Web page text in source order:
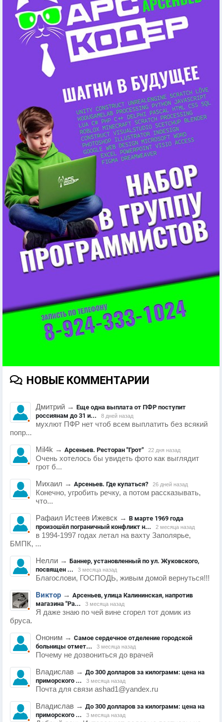
НОВЫЕ КОММЕНТАРИИ
Дмитрий → Еще одна выплата от ПФР поступит
россиянам до 31 и...
8 дней назад
мухлют ПФР нет чтоб всем выплатить без всякий
попр...
Mil4k → Арсеньев. Ресторан "Грот" 22 дня назад
Очень хотелось бы увидеть фото как выглядит
грот б...
Михаил → Арсеньев. Где купаться? 26 дней назад
Конечно, угробить речку, а потом рассказывать,
что...
Рафаил Истеев Ижевск → В марте 1969 года
произошёл пограничный конфликт н...
2 месяца назад
в 1994-1997 годах летал на вахту Заполярье,
БМПК, ...
Нелли → Баннер, установленный по ул. Жуковского,
посвящен ...
3 месяца назад
Благослови, ГОСПОДЬ, живым домой вернуться!!!
Виктор → Арсеньев, улица Калининская, напротив
магазина "Ра...
3 месяца назад
Я даже знаю по чей вине сгорел тот домик из
бруса.
Ононим → Самое сердечное отделение городской
больницы отмет...
3 месяца назад
Почему не дозвониться до врачей
Владислав → До 300 долларов за килограмм: цена на
приморского ...
3 месяца назад
Почта для связи ashad1@yandex.ru
Владислав → До 300 долларов за килограмм: цена на
приморского ...
3 месяца назад